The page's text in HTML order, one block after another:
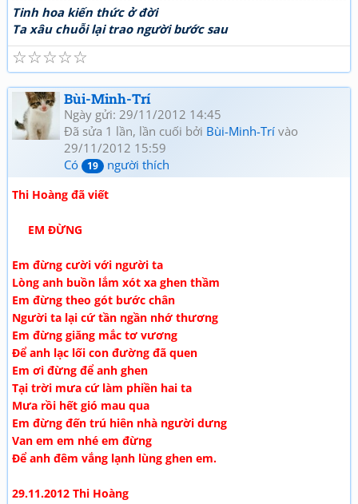
Tinh hoa kiến thức ở đời
Ta xâu chuỗi lại trao người bước sau
☆
☆
☆
☆
☆
Bùi-Minh-Trí
Ngày gửi: 29/11/2012 14:45
Đã sửa 1 lần, lần cuối bởi Bùi-Minh-Trí vào
29/11/2012 15:59
Có
19 người thích
Thi Hoàng đã viết
EM ĐỪNG
Em đừng cười với người ta
Lòng anh buồn lắm xót xa ghen thầm
Em đừng theo gót bước chân
Người ta lại cứ tần ngần nhớ thương
Em đừng giăng mắc tơ vương
Để anh lạc lối con đường đã quen
Em ơi đừng để anh ghen
Tại trời mưa cứ làm phiền hai ta
Mưa rồi hết gió mau qua
Em đừng đến trú hiên nhà người dưng
Van em em nhé em đừng
Để anh đêm vắng lạnh lùng ghen em.
29.11.2012 Thi Hoàng